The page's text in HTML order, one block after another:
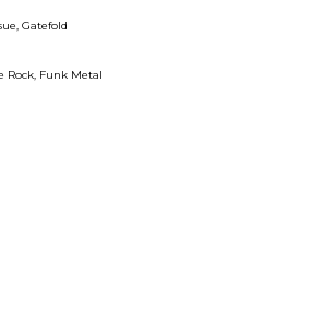
Gatefold
Rock, Funk Metal